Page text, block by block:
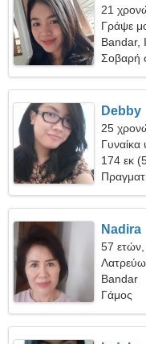
21
Γράψε
Bandar,
Σοβαρή
Debby
25
Γυναίκα
174 εκ
Nadira
57
Λατρεύω
Bandar
Γάμος